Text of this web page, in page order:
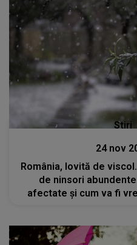
Stiri
24 nov
România, lovită de
de ninsori
afectate și cum va fi